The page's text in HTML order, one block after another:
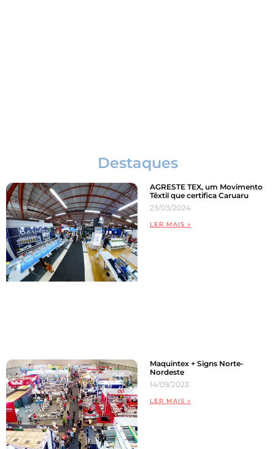
Destaques
AGRESTE TEX, um Movimento
Têxtil que certifica Caruaru
23/03/2024
LER MAIS »
Maquintex + Signs Norte-
Nordeste
14/09/2023
LER MAIS »